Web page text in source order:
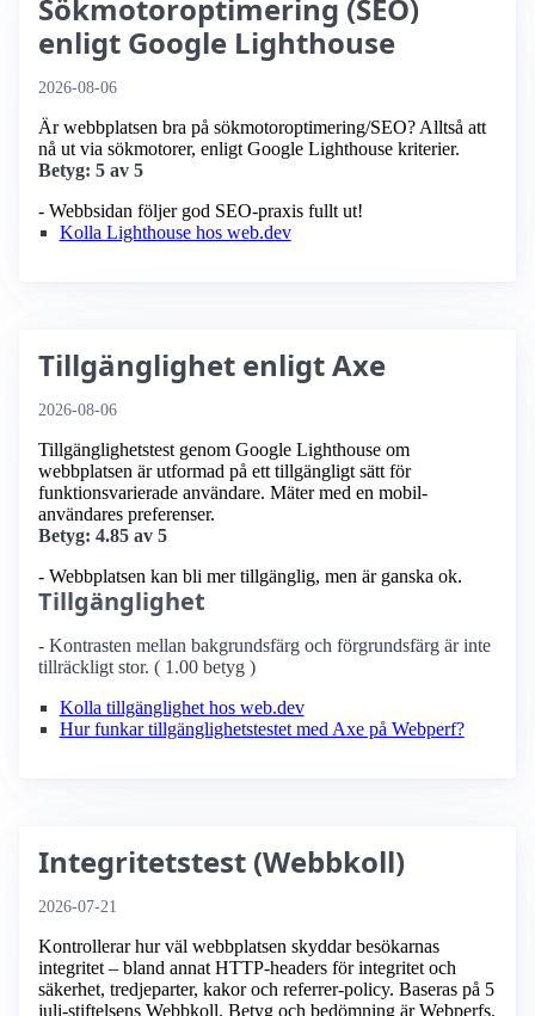
Sökmotoroptimering (SEO)
enligt Google Lighthouse
2026-08-06
Är webbplatsen bra på sökmotoroptimering/SEO? Alltså att
nå ut via sökmotorer, enligt Google Lighthouse kriterier.
Betyg: 5 av 5
- Webbsidan följer god SEO-praxis fullt ut!
Kolla Lighthouse hos web.dev
Tillgänglighet enligt Axe
2026-08-06
Tillgänglighetstest genom Google Lighthouse om
webbplatsen är utformad på ett tillgängligt sätt för
funktionsvarierade användare. Mäter med en mobil­
användares preferenser.
Betyg: 4.85 av 5
- Webbplatsen kan bli mer tillgänglig, men är ganska ok.
Tillgänglighet
- Kontrasten mellan bakgrundsfärg och förgrundsfärg är inte
tillräckligt stor. ( 1.00 betyg )
Kolla tillgänglighet hos web.dev
Hur funkar tillgänglighetstestet med Axe på Webperf?
Integritetstest (Webbkoll)
2026-07-21
Kontrollerar hur väl webbplatsen skyddar besökarnas
integritet – bland annat HTTP-headers för integritet och
säkerhet, tredjeparter, kakor och referrer-policy. Baseras på 5
juli-stiftelsens Webbkoll. Betyg och bedömning är Webperfs.